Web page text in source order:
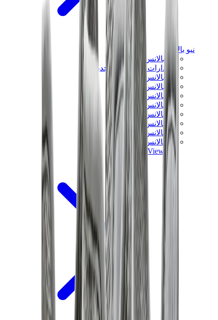
نيو بالانس
نيو بالانس الأكثر مبيعاً
إصدارات نيو بالانس الجديدة
نيو بالانس 550
نيو بالانس 2002R
نيو بالانس 9060
نيو بالانس 1906D
نيو بالانس 530
نيو بالانس 990
نيو بالانس 650R
نيو بالانس 993
View All نيو بالانس